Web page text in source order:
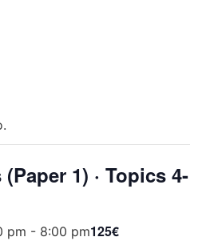
1) · Topics 4-
pm - 8:00 pm125€